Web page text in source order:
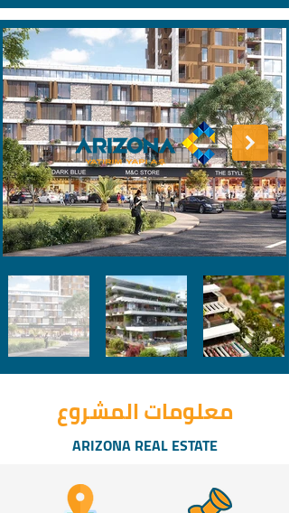
معلومات المشروع
ARIZONA REAL ESTATE